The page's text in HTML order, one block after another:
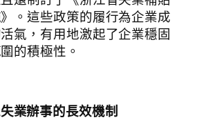
。這些政策的履行為企業成
氣，有用地激起了企業穩固
的積極性。
業辦事的長效機制